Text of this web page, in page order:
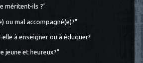
méritent-ils ?"
ou mal accompagné(e)?"
à enseigner ou à éduquer?
jeune et heureux?"